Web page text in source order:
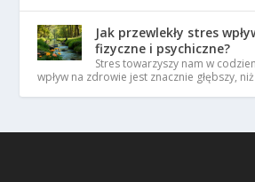
Jak przewlekły stres
fizyczne i psychiczne?
Stres towarzyszy nam w
wpływ na zdrowie jest znacznie głębszy,